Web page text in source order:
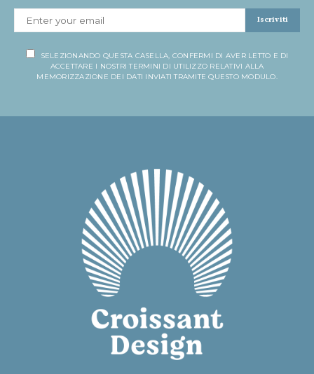
Iscriviti
SELEZIONANDO QUESTA CASELLA, CONFERMI DI AVER LETTO E DI
ACCETTARE I NOSTRI TERMINI DI UTILIZZO RELATIVI ALLA
MEMORIZZAZIONE DEI DATI INVIATI TRAMITE QUESTO MODULO.